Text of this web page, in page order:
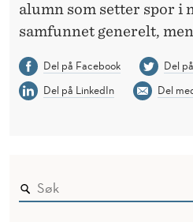
alumn som setter spor i
samfunnet generelt,
Del på Facebook
Del
Del på LinkedIn
Del